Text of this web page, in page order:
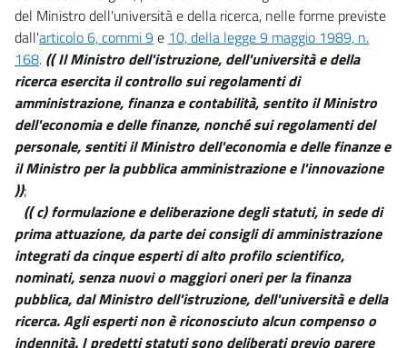
del Ministro dell'università e della ricerca, nelle forme previste
dall'articolo 6, commi 9 e 10, della legge 9 maggio 1989, n.
168. (( Il Ministro dell'istruzione, dell'università e della
ricerca esercita il controllo sui regolamenti di
amministrazione, finanza e contabilità, sentito il Ministro
dell'economia e delle finanze, nonché sui regolamenti del
personale, sentiti il Ministro dell'economia e delle finanze e
il Ministro per la pubblica amministrazione e l'innovazione
));
(( c) formulazione e deliberazione degli statuti, in sede di
prima attuazione, da parte dei consigli di amministrazione
integrati da cinque esperti di alto profilo scientifico,
nominati, senza nuovi o maggiori oneri per la finanza
pubblica, dal Ministro dell'istruzione, dell'università e della
ricerca. Agli esperti non è riconosciuto alcun compenso o
indennità. I predetti statuti sono deliberati previo parere